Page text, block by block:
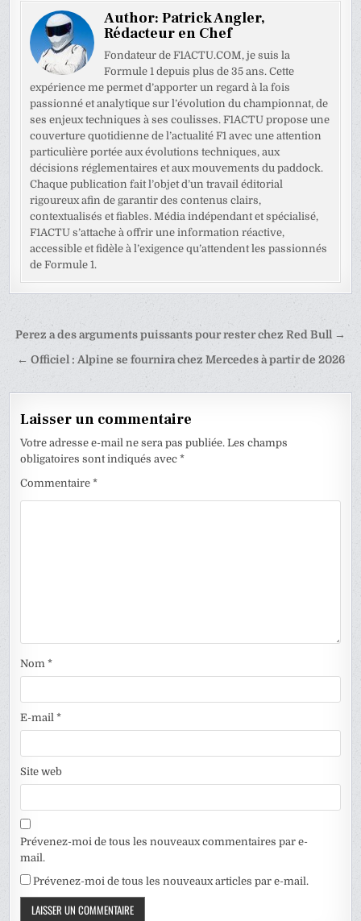
Author:Patrick Angler,
Rédacteur en Chef
Fondateur de F1ACTU.COM, je suis la
Formule 1 depuis plus de 35 ans. Cette
expérience me permet d’apporter un regard à la fois
passionné et analytique sur l’évolution du championnat, de
ses enjeux techniques à ses coulisses. F1ACTU propose une
couverture quotidienne de l’actualité F1 avec une attention
particulière portée aux évolutions techniques, aux
décisions réglementaires et aux mouvements du paddock.
Chaque publication fait l’objet d’un travail éditorial
rigoureux afin de garantir des contenus clairs,
contextualisés et fiables. Média indépendant et spécialisé,
F1ACTU s’attache à offrir une information réactive,
accessible et fidèle à l’exigence qu’attendent les passionnés
de Formule 1.
Navigation
de
Perez a des arguments puissants pour rester chez Red Bull →
← Officiel : Alpine se fournira chez Mercedes à partir de 2026
Laisser un commentaire
Votre adresse e-mail ne sera pas publiée. Les champs
obligatoires sont indiqués avec*
Commentaire*
Nom*
E-mail*
Site web
Prévenez-moi de tous les nouveaux commentaires par e-
mail.
Prévenez-moi de tous les nouveaux articles par e-mail.